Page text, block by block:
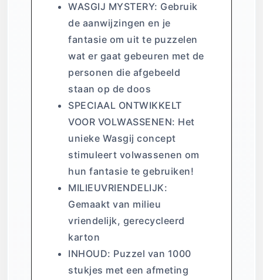
WASGIJ MYSTERY: Gebruik
de aanwijzingen en je
fantasie om uit te puzzelen
wat er gaat gebeuren met de
personen die afgebeeld
staan op de doos
SPECIAAL ONTWIKKELT
VOOR VOLWASSENEN: Het
unieke Wasgij concept
stimuleert volwassenen om
hun fantasie te gebruiken!
MILIEUVRIENDELIJK:
Gemaakt van milieu
vriendelijk, gerecycleerd
karton
INHOUD: Puzzel van 1000
stukjes met een afmeting